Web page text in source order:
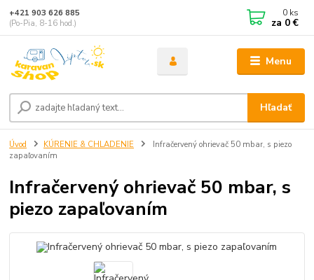
Menu
Hľadať
+421 903 626 885
(Po-Pia, 8-16 hod.)
0 ks
za 0 €
Úvod KÚRENIE & CHLADENIE
Infračervený ohrievač 50 mbar, s piezo
zapaľovaním
Infračervený ohrievač 50 mbar, s
piezo zapaľovaním